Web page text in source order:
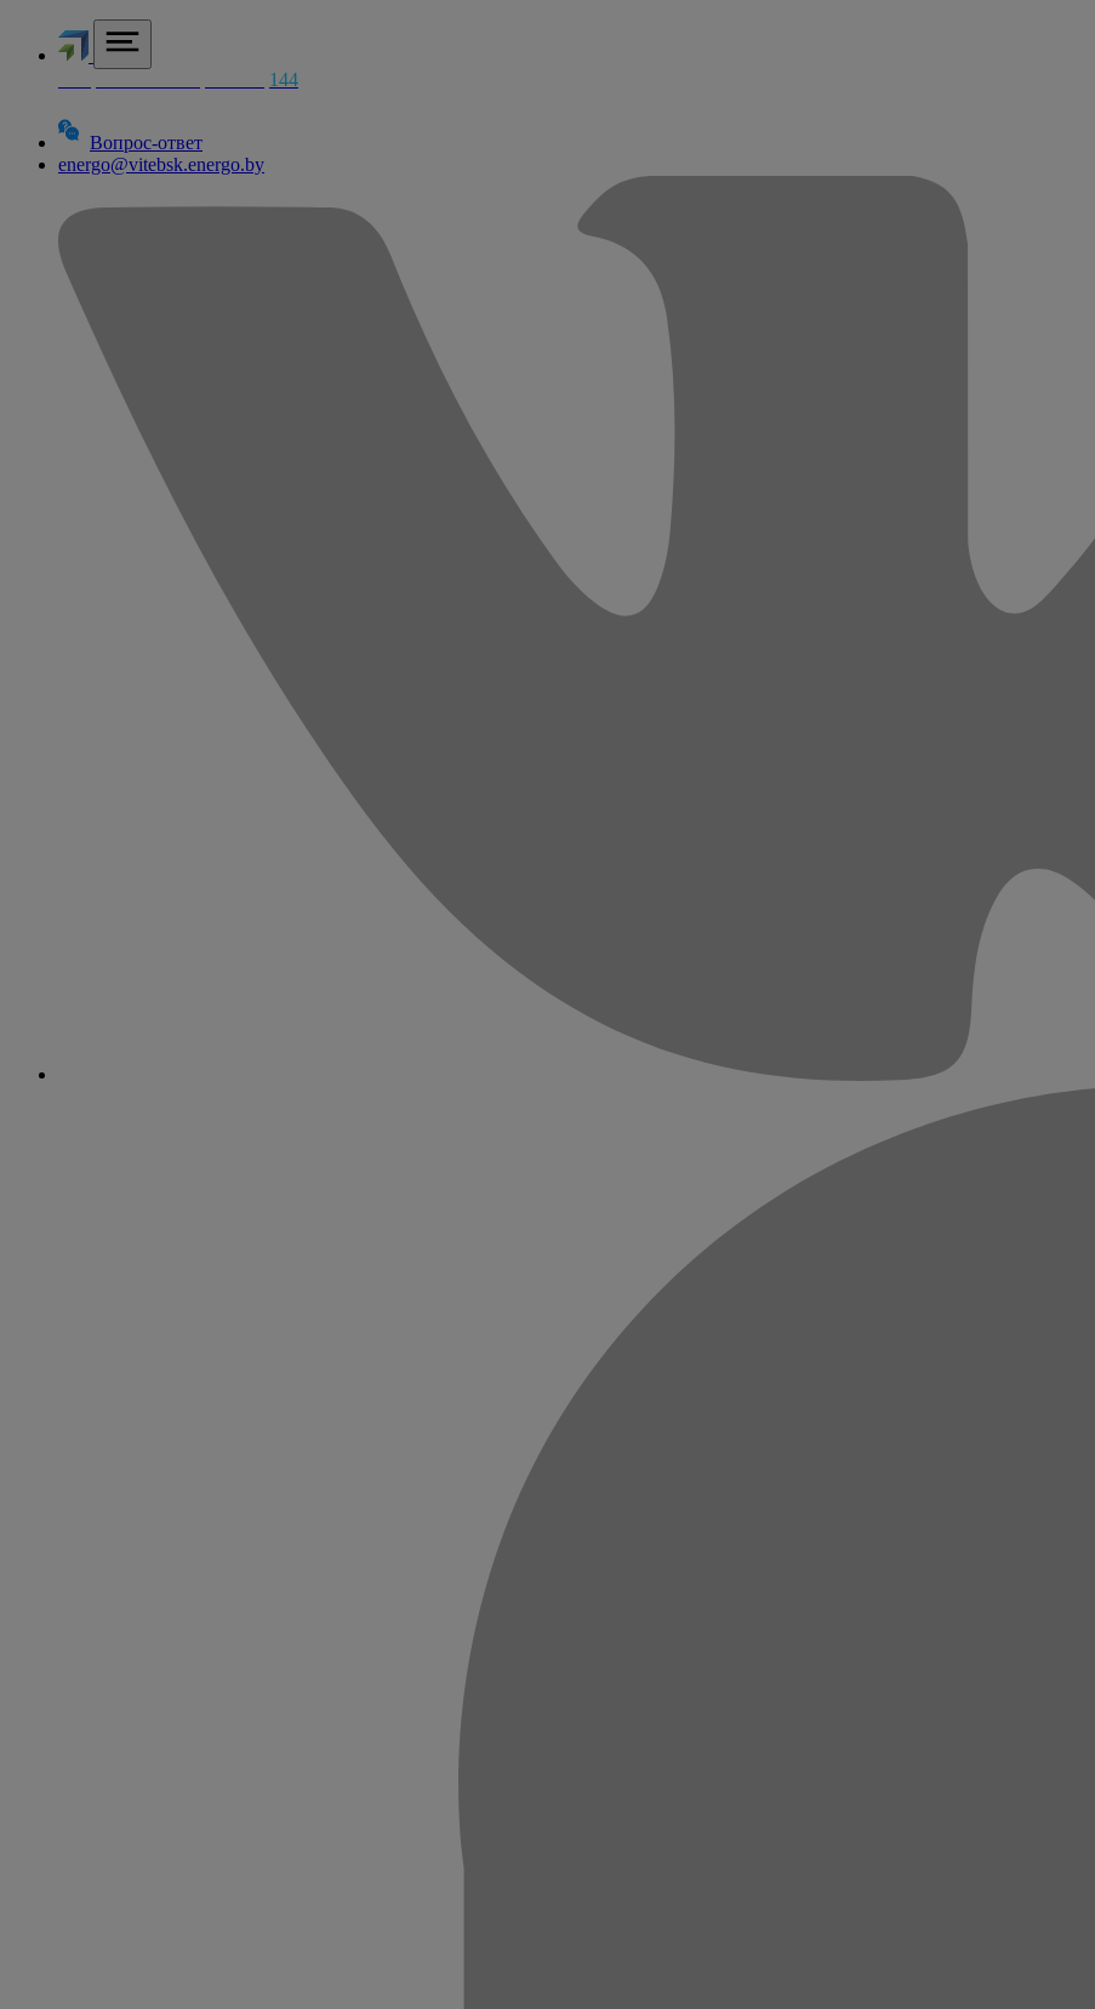
144
Вопрос-ответ
energo@vitebsk.energo.by